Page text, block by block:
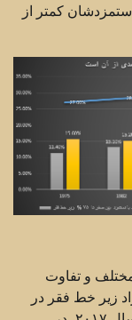
شاغل دستمزدشان کمتر از
و تفاوت
زیر خط فقر در